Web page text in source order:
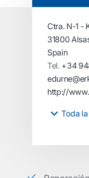
Ctra. N-1 -
31800
Spain
Tel. +34
http://
Toda